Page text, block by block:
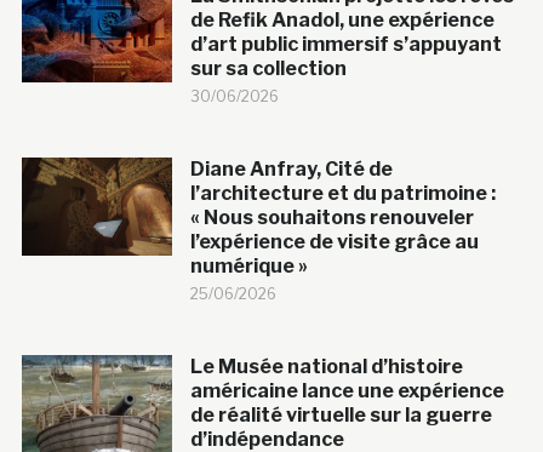
de Refik Anadol, une expérience
d’art public immersif s’appuyant
sur sa collection
30/06/2026
Diane Anfray, Cité de
l’architecture et du patrimoine :
« Nous souhaitons renouveler
l’expérience de visite grâce au
numérique »
25/06/2026
Le Musée national d’histoire
américaine lance une expérience
de réalité virtuelle sur la guerre
d’indépendance